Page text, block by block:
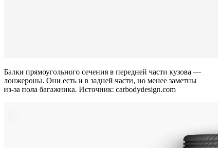
Балки прямоугольного сечения в передней части кузова —
лонжероны. Они есть и в задней части, но менее заметны
из⁠-⁠за пола багажника. Источник: carbodydesign.com